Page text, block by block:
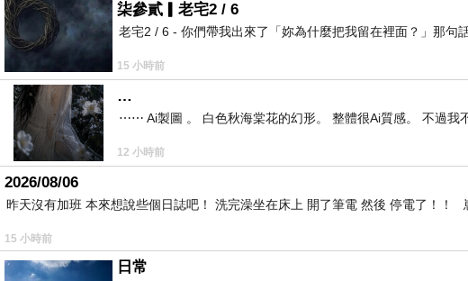
來？或是心中有瞋恨，但是沒有顯露出來？」就像曾
討的工夫，瞋恨心也會愈來愈少。
上一篇：「逆境要忍，順境也要忍」—— 聖嚴法師《放下的幸福》
下一篇：
柒參貳▎老宅2 / 6
老宅2 / 6 - 你們帶我出來了「妳為什麼把我留在裡面？」那句
15 小時前
…
⋯⋯ Ai製圖 。 白色秋海棠花的幻形。 整體很Ai質感。 不過我
12 小時前
2026/08/06
昨天沒有加班 本來想說些個日誌吧！ 洗完澡坐在床上 開了筆電 然後 停電了！！
15 小時前
日常